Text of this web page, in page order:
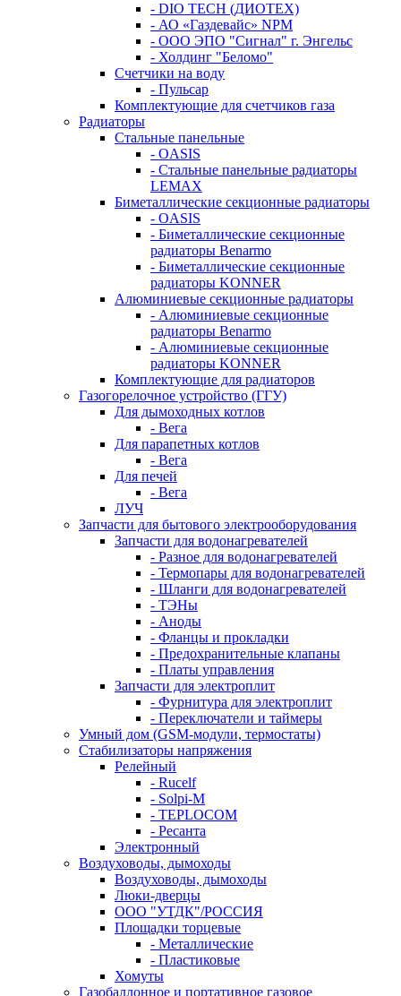
- DIO TECH (ДИОТЕХ)
- АО «Газдевайс» NPM
- ООО ЭПО "Сигнал" г. Энгельс
- Холдинг "Беломо"
Счетчики на воду
- Пульсар
Комплектующие для счетчиков газа
Радиаторы
Стальные панельные
- OASIS
- Стальные панельные радиаторы
LEMAX
Биметаллические секционные радиаторы
- OASIS
- Биметаллические секционные
радиаторы Benarmo
- Биметаллические секционные
радиаторы KONNER
Алюминиевые секционные радиаторы
- Алюминиевые секционные
радиаторы Benarmo
- Алюминиевые секционные
радиаторы KONNER
Комплектующие для радиаторов
Газогорелочное устройство (ГГУ)
Для дымоходных котлов
- Вега
Для парапетных котлов
- Вега
Для печей
- Вега
ЛУЧ
Запчасти для бытового электрооборудования
Запчасти для водонагревателей
- Разное для водонагревателей
- Термопары для водонагревателей
- Шланги для водонагревателей
- ТЭНы
- Аноды
- Фланцы и прокладки
- Предохранительные клапаны
- Платы управления
Запчасти для электроплит
- Фурнитура для электроплит
- Переключатели и таймеры
Умный дом (GSM-модули, термостаты)
Cтабилизаторы напряжения
Релейный
- Rucelf
- Solpi-M
- TEPLOCOM
- Ресанта
Электронный
Воздуховоды, дымоходы
Воздуховоды, дымоходы
Люки-дверцы
ООО "УТДК"/РОССИЯ
Площадки торцевые
- Металлические
- Пластиковые
Хомуты
Газобаллонное и портативное газовое